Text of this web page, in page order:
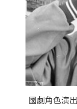
國劇角色演